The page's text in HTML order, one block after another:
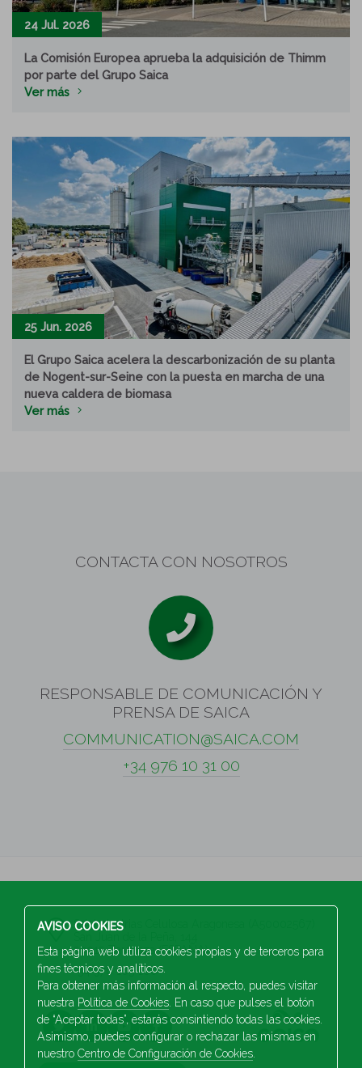
24 Jul. 2026
La Comisión Europea aprueba la adquisición de Thimm
por parte del Grupo Saica
Ver más
25 Jun. 2026
El Grupo Saica acelera la descarbonización de su planta
de Nogent-sur-Seine con la puesta en marcha de una
nueva caldera de biomasa
Ver más
CONTACTA CON NOSOTROS
RESPONSABLE DE COMUNICACIÓN Y
PRENSA DE SAICA
COMMUNICATION@SAICA.COM
+34 976 10 31 00
S.A Industrias Celulosa Aragonesa (A50002567)
50015 Zaragoza (ESPAÑA)
+34 976 103 100
AVISO COOKIES
Esta página web utiliza cookies propias y de terceros para
fines técnicos y analíticos.
Para obtener más información al respecto, puedes visitar
nuestra Política de Cookies . En caso que pulses el botón
de “Aceptar todas”, estarás consintiendo todas las cookies.
Asimismo, puedes configurar o rechazar las mismas en
nuestro Centro de Configuración de Cookies